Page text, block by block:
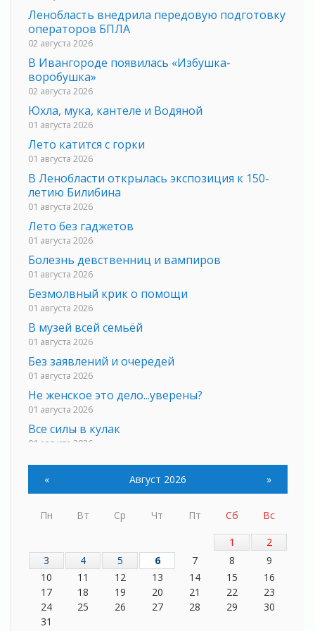
Ленобласть внедрила передовую подготовку
операторов БПЛА
02 августа 2026
В Ивангороде появилась «Избушка-
воробушка»
02 августа 2026
Юхла, мука, кантеле и Водяной
01 августа 2026
Лето катится с горки
01 августа 2026
В Ленобласти открылась экспозиция к 150-
летию Билибина
01 августа 2026
Лето без гаджетов
01 августа 2026
Болезнь девственниц и вампиров
01 августа 2026
Безмолвный крик о помощи
01 августа 2026
В музей всей семьёй
01 августа 2026
Без заявлений и очередей
01 августа 2026
Не женское это дело...уверены?
01 августа 2026
Все силы в кулак
01 августа 2026
Айда на пляж!
01 августа 2026
Один в поле — не воин
01 августа 2026
Пик топливного кризиса в регионе прошёл
О мужестве, долге и стойкости
31 июля 2026
Ленинградцы — бойцам «Барс-Ленинградец»
31 июля 2026
« Август 2026 »
Пн Вт Ср Чт Пт Сб
Вс
1
2
3
4 5 6 7 8
9
10
11 12 13 14 15
16
17
18 19 20 21 22
23
24
25 26 27 28 29
30
31